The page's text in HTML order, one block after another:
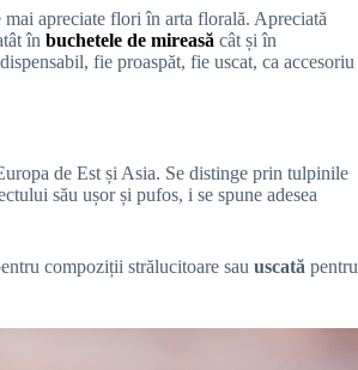
mai apreciate flori în arta florală. Apreciată
în buchetele de mireasă cât și în
fie proaspăt, fie uscat, ca accesoriu
de Est și Asia. Se distinge prin tulpinile
său ușor și pufos, i se spune adesea
compoziții strălucitoare sau uscată pentru